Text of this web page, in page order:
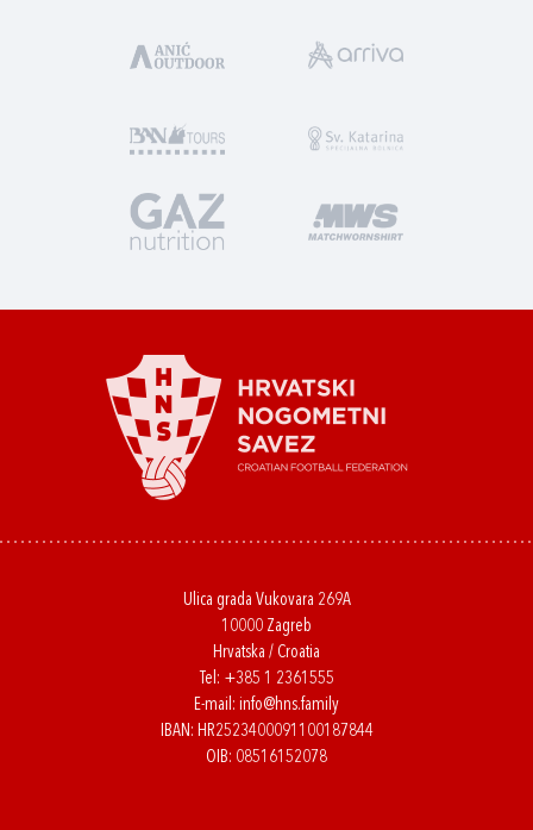
Ulica grada Vukovara 269A
10000 Zagreb
Hrvatska / Croatia
Tel: +385 1 2361555
E-mail: info@hns.family
IBAN: HR2523400091100187844
OIB: 08516152078